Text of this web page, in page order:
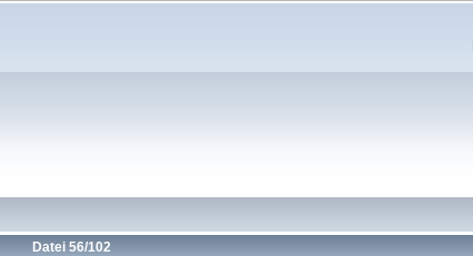
Datei 56/102